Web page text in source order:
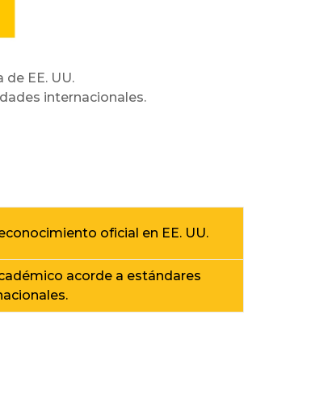
EE. UU.
internacionales.
oficial en EE. UU.
acorde a estándares